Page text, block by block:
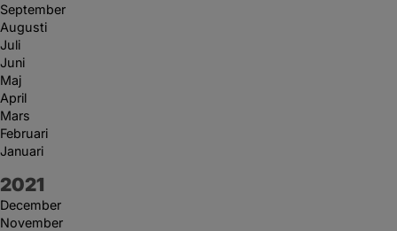
September
Augusti
Juli
Juni
Maj
April
Mars
Februari
Januari
År:
2021
December
November